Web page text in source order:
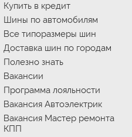
Купить в кредит
Шины по автомобилям
Все типоразмеры шин
Доставка шин по городам
Полезно знать
Вакансии
Программа лояльности
Вакансия Автоэлектрик
Вакансия Мастер ремонта
КПП